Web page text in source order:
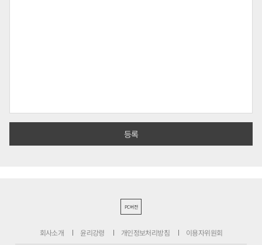
PC버전
회사소개 윤리강령 개인정보처리방침 이용자위원회